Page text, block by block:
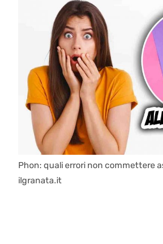
Phon: quali errori non commettere
ilgranata.it